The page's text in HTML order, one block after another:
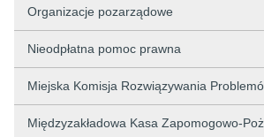
Organizacje pozarządowe
Nieodpłatna pomoc prawna
Miejska Komisja Rozwiązywania
Międzyzakładowa Kasa Zapomogowo-